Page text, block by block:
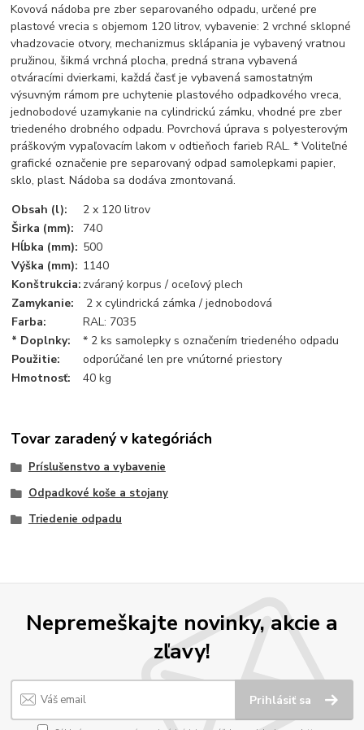
Kovová nádoba pre zber separovaného odpadu, určené pre
plastové vrecia s objemom 120 litrov, vybavenie: 2 vrchné sklopné
vhadzovacie otvory, mechanizmus sklápania je vybavený vratnou
pružinou, šikmá vrchná plocha, predná strana vybavená
otváracími dvierkami, každá časť je vybavená samostatným
výsuvným rámom pre uchytenie plastového odpadkového vreca,
jednobodové uzamykanie na cylindrickú zámku, vhodné pre zber
triedeného drobného odpadu. Povrchová úprava s polyesterovým
práškovým vypaľovacím lakom v odtieňoch farieb RAL. * Voliteľné
grafické označenie pre separovaný odpad samolepkami papier,
sklo, plast. Nádoba sa dodáva zmontovaná.
Obsah (l):
2 x 120 litrov
Širka (mm):
740
Hĺbka (mm): 500
Výška (mm): 1140
Konštrukcia: zváraný korpus / oceľový plech
Zamykanie:
2 x cylindrická zámka / jednobodová
Farba:
RAL: 7035
* Doplnky:
* 2 ks samolepky s označením triedeného odpadu
Použitie:
odporúčané len pre vnútorné priestory
Hmotnosť:
40 kg
Tovar zaradený v kategóriách
Príslušenstvo a vybavenie
Odpadkové koše a stojany
Triedenie odpadu
Nepremeškajte novinky, akcie a
zľavy!
Prihlásiť sa